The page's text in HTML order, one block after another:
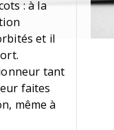
: à la
et il
tant
faites
même à